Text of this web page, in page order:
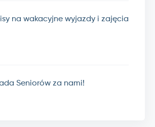
na wakacyjne wyjazdy i zajęcia
Seniorów za nami!